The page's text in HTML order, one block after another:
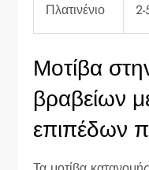
Πλατινένιο 2-
Μοτίβα
βραβείων
επιπέδων